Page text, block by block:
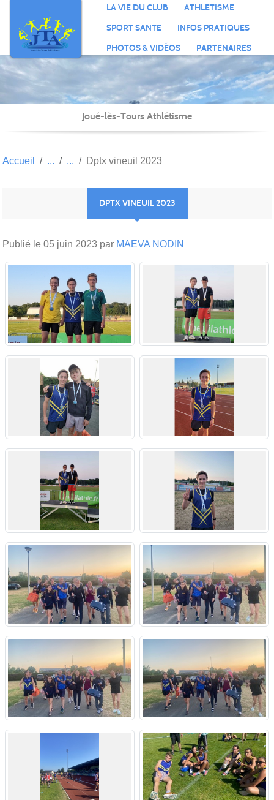
LA VIE DU CLUB
ATHLETISME
SPORT SANTE
INFOS PRATIQUES
PHOTOS & VIDÉOS
PARTENAIRES
Joué-lès-Tours Athlétisme
Accueil Dptx vineuil 2023
DPTX VINEUIL 2023
Publié le 05 juin 2023 par MAEVA NODIN
Panneau de gestion des cookies